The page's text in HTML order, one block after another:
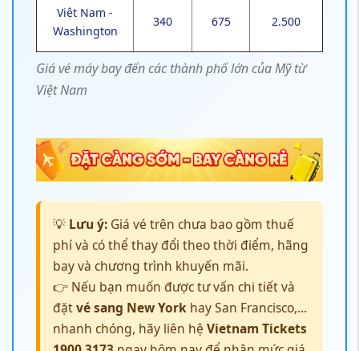
Giá vé máy bay đến các thành phố lớn của Mỹ từ
Việt Nam
Việt Nam -
Washington
340 675 2.500
💡 Lưu ý: Giá vé trên chưa bao gồm thuế
phí và có thể thay đổi theo thời điểm, hãng
bay và chương trình khuyến mãi.
👉 Nếu bạn muốn được tư vấn chi tiết và
đặtvé sang New York hay San Francisco,...
nhanh chóng, hãy liên hệ Vietnam Tickets